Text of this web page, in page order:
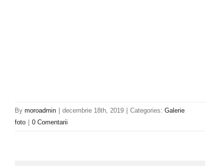
By moroadmin decembrie 18th, 2019 Categories: Galerie
foto
0 Comentarii